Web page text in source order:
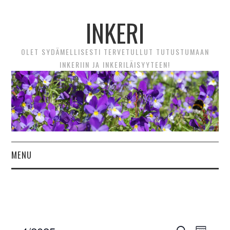
INKERI
OLET SYDÄMELLISESTI TERVETULLUT TUTUSTUMAAN
INKERIIN JA INKERILÄISYYTEEN!
MENU